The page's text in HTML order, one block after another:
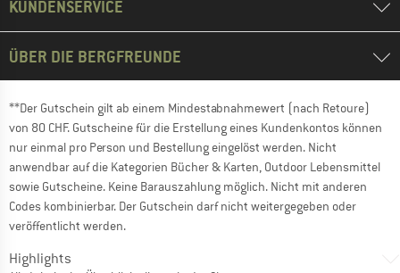
KUNDENSERVICE
ÜBER DIE BERGFREUNDE
**Der Gutschein gilt ab einem Mindestabnahmewert (nach Retoure)
von 80 CHF. Gutscheine für die Erstellung eines Kundenkontos können
nur einmal pro Person und Bestellung eingelöst werden. Nicht
anwendbar auf die Kategorien Bücher & Karten, Outdoor Lebensmittel
sowie Gutscheine. Keine Barauszahlung möglich. Nicht mit anderen
Codes kombinierbar. Der Gutschein darf nicht weitergegeben oder
veröffentlicht werden.
Highlights